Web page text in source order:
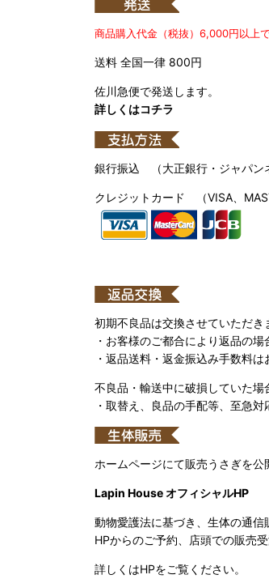
商品購入代金（税抜）6,000円以上
送料 全国一律 800円
佐川急便で発送します。
詳しくはコチラ
銀行振込 （大正銀行・ジャパン
クレジットカード （VISA、
初期不良品は交換させていただき
・お客様のご都合により返品の
・返品送料・返金振込み手数料は
不良品・輸送中に破損していた場
・取替え、良品の手配等、至急対
ホームページにて販売うさぎを公
Lapin House オフィシャルHP
動物愛護法に基づき、生体の通信
HPからのご予約、店頭での販売
詳しくはHPをご覧ください。